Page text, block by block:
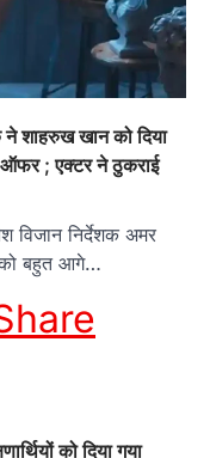
शाहरुख खान को दिया
ऑफर ; एक्टर ने ठुकराई
विजान निर्देशक अमर
को बहुत आगे…
को दिया गया